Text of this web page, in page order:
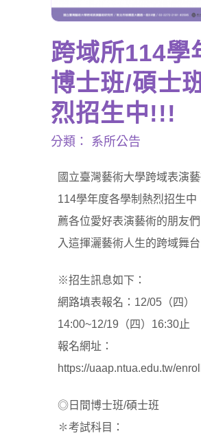
跨域所114學
博士班/碩士
烈招生中!!!
分類： 系所公告
國立臺灣藝術大學跨域表演
114學年度各學制熱烈招生中
薦各位愛好表演藝術的朋友
入這揮灑藝術人生的跨域舞台
※招生訊息如下：
網路填表報名：12/05（四）
14:00~12/19（四）16:30止
報名網址：
https://uaap.ntua.edu.tw/
◎日間博士班/碩士班
✽考試科目：